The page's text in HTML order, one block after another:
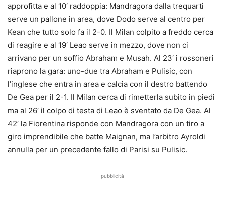
approfitta e al 10′ raddoppia: Mandragora dalla trequarti
serve un pallone in area, dove Dodo serve al centro per
Kean che tutto solo fa il 2-0. Il Milan colpito a freddo cerca
di reagire e al 19′ Leao serve in mezzo, dove non ci
arrivano per un soffio Abraham e Musah. Al 23′ i rossoneri
riaprono la gara: uno-due tra Abraham e Pulisic, con
l’inglese che entra in area e calcia con il destro battendo
De Gea per il 2-1. Il Milan cerca di rimetterla subito in piedi
ma al 26′ il colpo di testa di Leao è sventato da De Gea. Al
42′ la Fiorentina risponde con Mandragora con un tiro a
giro imprendibile che batte Maignan, ma l’arbitro Ayroldi
annulla per un precedente fallo di Parisi su Pulisic.
pubblicità